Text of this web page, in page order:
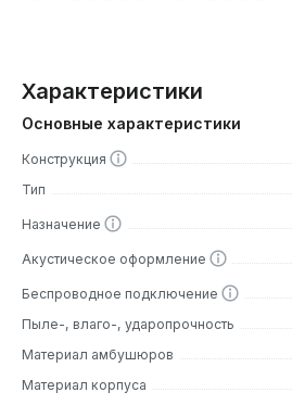
Характеристики
Основные характеристики
Конструкция
Тип
Назначение
Акустическое оформление
Беспроводное подключение
Пыле-, влаго-, ударопрочность
Материал амбушюров
Материал корпуса